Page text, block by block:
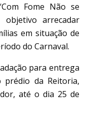
Fome Não se
objetivo arrecadar
em situação de
do Carnaval.
para entrega
prédio da Reitoria,
até o dia 25 de